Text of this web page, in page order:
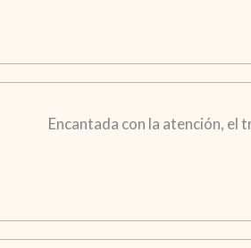
Encantada con la atención, el